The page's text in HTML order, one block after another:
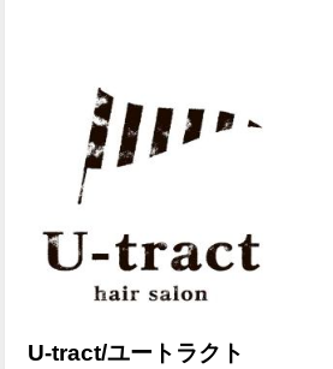
U-tract/ユートラクト